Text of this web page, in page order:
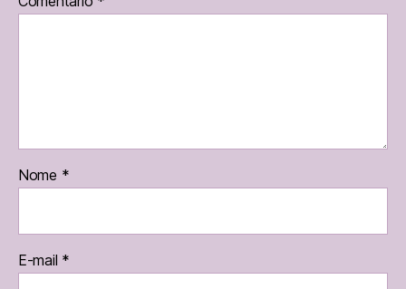
Nome *
E-mail *